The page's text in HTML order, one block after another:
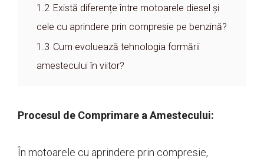
1.2 Există diferențe între motoarele diesel și
cele cu aprindere prin compresie pe benzină?
1.3 Cum evoluează tehnologia formării
amestecului în viitor?
Procesul de Comprimare a Amestecului:
În motoarele cu aprindere prin compresie,